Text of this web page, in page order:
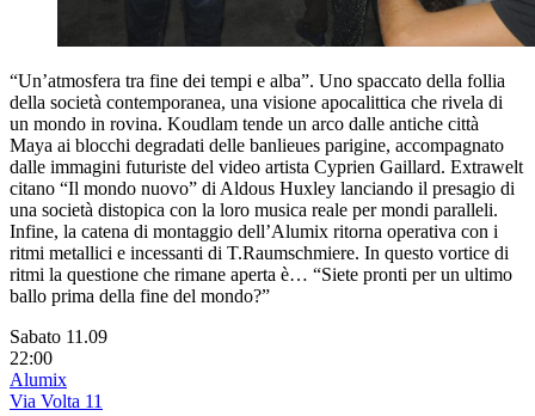
“Un’atmosfera tra fine dei tempi e alba”. Uno spaccato della follia
della società contemporanea, una visione apocalittica che rivela di
un mondo in rovina. Koudlam tende un arco dalle antiche città
Maya ai blocchi degradati delle banlieues parigine, accompagnato
dalle immagini futuriste del video artista Cyprien Gaillard. Extrawelt
citano “Il mondo nuovo” di Aldous Huxley lanciando il presagio di
una società distopica con la loro musica reale per mondi paralleli.
Infine, la catena di montaggio dell’Alumix ritorna operativa con i
ritmi metallici e incessanti di T.Raumschmiere. In questo vortice di
ritmi la questione che rimane aperta è… “Siete pronti per un ultimo
ballo prima della fine del mondo?”
Sabato 11.09
22:00
Alumix
Via Volta 11